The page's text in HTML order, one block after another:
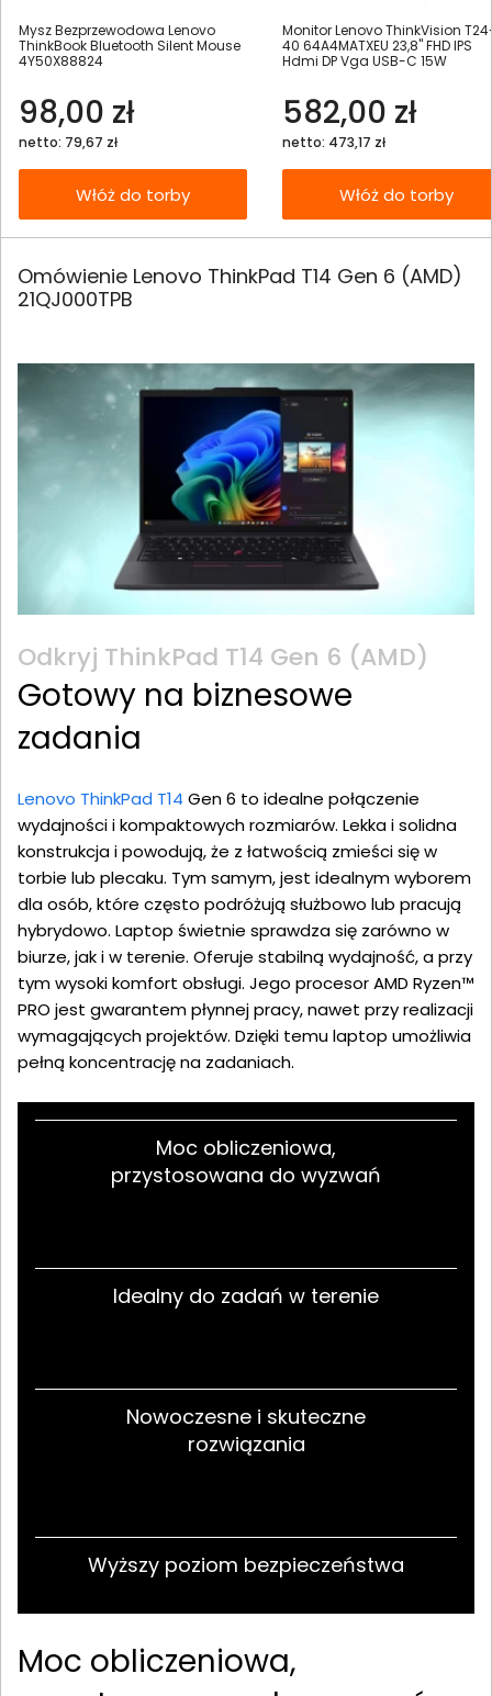
Mysz Bezprzewodowa Lenovo
ThinkBook Bluetooth Silent Mouse
4Y50X88824
98,00 zł
netto: 79,67 zł
Włóż do torby
Monitor Lenovo ThinkVision
40 64A4MATXEU 23,8" FHD IPS
Hdmi DP Vga USB-C 15W
582,00 zł
netto: 473,17 zł
Włóż do torby
Omówienie Lenovo ThinkPad T14 Gen 6 (AMD)
21QJ000TPB
Odkryj ThinkPad T14 Gen 6 (AMD)
Gotowy na biznesowe
zadania
Lenovo ThinkPad T14 Gen 6 to idealne połączenie
wydajności i kompaktowych rozmiarów. Lekka i solidna
konstrukcja i powodują, że z łatwością zmieści się w
torbie lub plecaku. Tym samym, jest idealnym wyborem
dla osób, które często podróżują służbowo lub pracują
hybrydowo. Laptop świetnie sprawdza się zarówno w
biurze, jak i w terenie. Oferuje stabilną wydajność, a przy
tym wysoki komfort obsługi. Jego procesor AMD Ryzen™
PRO jest gwarantem płynnej pracy, nawet przy realizacji
wymagających projektów. Dzięki temu laptop umożliwia
pełną koncentrację na zadaniach.
Moc obliczeniowa,
przystosowana do wyzwań
Idealny do zadań w terenie
Nowoczesne i skuteczne
rozwiązania
Wyższy poziom bezpieczeństwa
Moc obliczeniowa,